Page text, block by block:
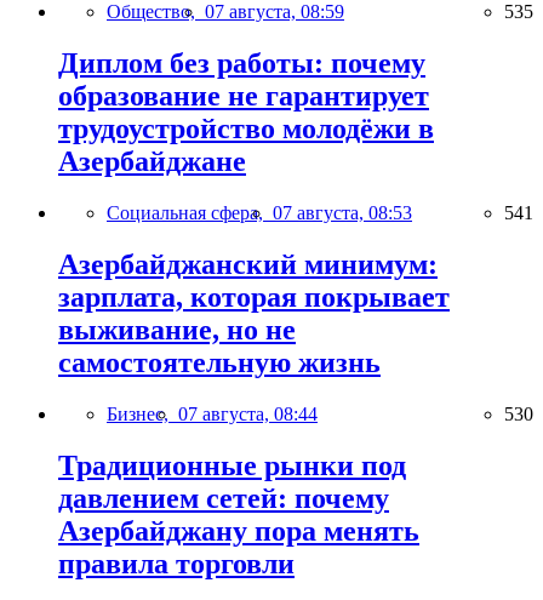
Общество, 07 августа, 08:59 535
Диплом без работы: почему
образование не гарантирует
трудоустройство молодёжи в
Азербайджане
Социальная сфера, 07 августа, 08:53 541
Азербайджанский минимум:
зарплата, которая покрывает
выживание, но не
самостоятельную жизнь
Бизнес, 07 августа, 08:44 530
Традиционные рынки под
давлением сетей: почему
Азербайджану пора менять
правила торговли